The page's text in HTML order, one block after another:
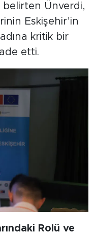
belirten Ünverdi,
Eskişehir’in
kritik bir
etti.
Rolü ve